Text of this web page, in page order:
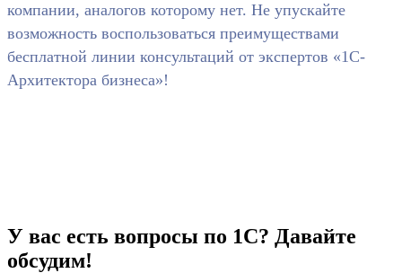
компании, аналогов которому нет. Не упускайте
возможность воспользоваться преимуществами
бесплатной линии консультаций от экспертов «1С-
Архитектора бизнеса»!
У вас есть вопросы по 1С? Давайте
обсудим!